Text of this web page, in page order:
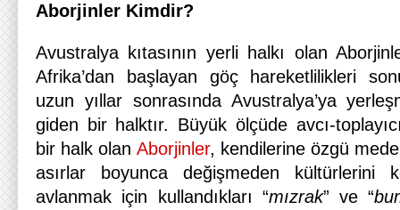
Aborjinler Kimdir?
Avustralya kıtasının yerli halkı olan
Afrika’dan başlayan göç hareketlilikleri
uzun yıllar sonrasında Avustralya’ya
giden bir halktır. Büyük ölçüde avcı-
bir halk olan Aborjinler, kendilerine özgü
asırlar boyunca değişmeden kültürlerini
avlanmak için kullandıkları “mızrak” ve “